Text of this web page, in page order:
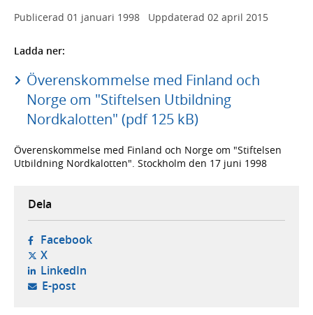
Publicerad 01 januari 1998 Uppdaterad 02 april 2015
Ladda ner:
Överenskommelse med Finland och
Norge om "Stiftelsen Utbildning
Nordkalotten" (pdf 125 kB)
Överenskommelse med Finland och Norge om "Stiftelsen
Utbildning Nordkalotten". Stockholm den 17 juni 1998
Dela
Facebook- öppnas i ny flik, extern webbplats,
X- öppnas i ny flik, extern webbplats,
LinkedIn- öppnas i ny flik, extern webbplats,
E-post- öppnar din e-postklient,